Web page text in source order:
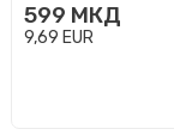
599 МКД
9,69 EUR